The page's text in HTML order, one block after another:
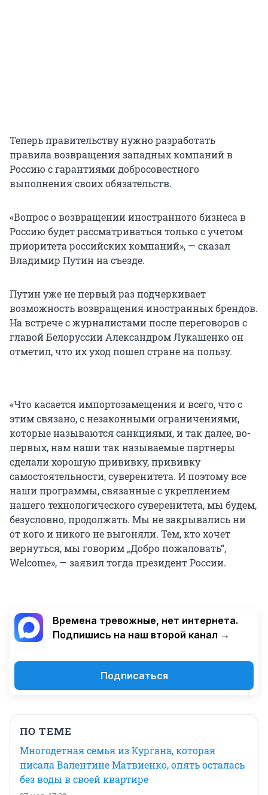
Теперь правительству нужно разработать
правила возвращения западных компаний в
Россию с гарантиями добросовестного
выполнения своих обязательств.
«Вопрос о возвращении иностранного бизнеса в
Россию будет рассматриваться только с учетом
приоритета российских компаний», — сказал
Владимир Путин на съезде.
Путин уже не первый раз подчеркивает
возможность возвращения иностранных брендов.
На встрече с журналистами после переговоров с
главой Белоруссии Александром Лукашенко он
отметил, что их уход пошел стране на пользу.
«Что касается импортозамещения и всего, что с
этим связано, с незаконными ограничениями,
которые называются санкциями, и так далее, во-
первых, нам наши так называемые партнеры
сделали хорошую прививку, прививку
самостоятельности, суверенитета. И поэтому все
наши программы, связанные с укреплением
нашего технологического суверенитета, мы будем,
безусловно, продолжать. Мы не закрывались ни
от кого и никого не выгоняли. Тем, кто хочет
вернуться, мы говорим „Добро пожаловать“,
Welcome», — заявил тогда президент России.
Времена тревожные, нет интернета.
Подпишись на наш второй канал →
Подписаться
ПО ТЕМЕ
Многодетная семья из Кургана, которая
писала Валентине Матвиенко, опять осталась
без воды в своей квартире